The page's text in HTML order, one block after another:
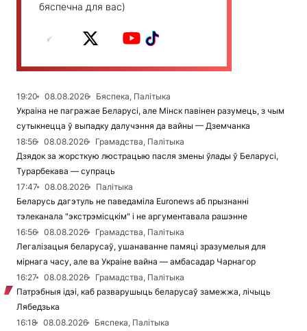
бяспечна для вас)
19:20 08.08.2026
Бяспека, Палітыка
Украіна не пагражае Беларусі, але Мінск павінен разумець, з чым
сутыкнецца ў выпадку далучэння да вайны — Дземчанка
18:56
08.08.2026
Грамадства, Палітыка
Дзядок за жорсткую люстрацыю пасля змены ўлады ў Беларусі,
Турарбекава — супраць
17:47
08.08.2026
Палітыка
Беларусь дагэтуль не паведаміла Euronews аб прызнанні
тэлеканала "экстрэмісцкім" і не аргументавала рашэнне
16:56
08.08.2026
Грамадства, Палітыка
Легалізацыя беларусаў, ушанаванне памяці зразумелыя для
мірнага часу, але ва Украіне вайна — амбасадар Чарнагор
16:27
08.08.2026
Грамадства, Палітыка
Патрэбныя ідэі, каб разварушыць беларусаў замежжа, лічыць
Лябедзька
16:18
08.08.2026
Бяспека, Палітыка